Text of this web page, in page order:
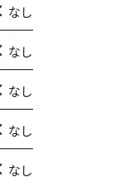
なし
なし
なし
なし
なし